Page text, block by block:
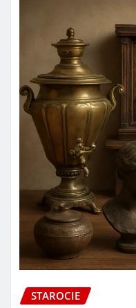
STAROCIE